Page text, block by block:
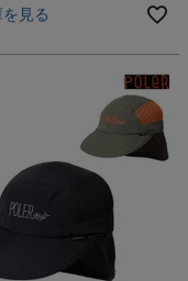
見る